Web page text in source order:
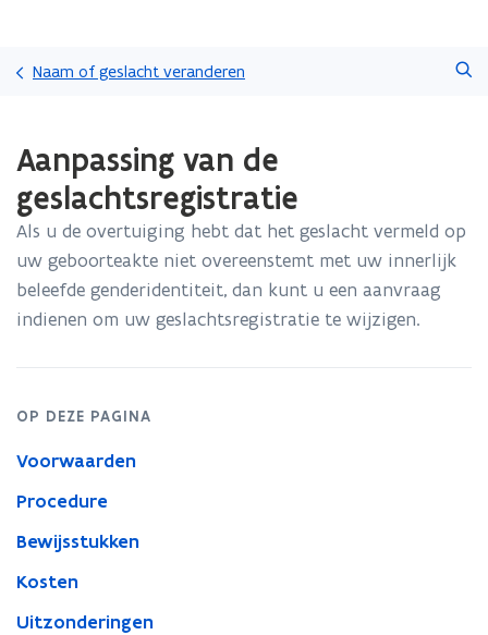
gaan
Naam of geslacht veranderen
met
laden.
bevindt
zich
op:
Aanpassing
van
Aanpassing van de
geslachtsregistratie
Als u de overtuiging hebt dat het geslacht vermeld op
uw geboorteakte niet overeenstemt met uw innerlijk
beleefde genderidentiteit, dan kunt u een aanvraag
indienen om uw geslachtsregistratie te wijzigen.
OP DEZE PAGINA
Voorwaarden
Procedure
Bewijsstukken
Kosten
Uitzonderingen